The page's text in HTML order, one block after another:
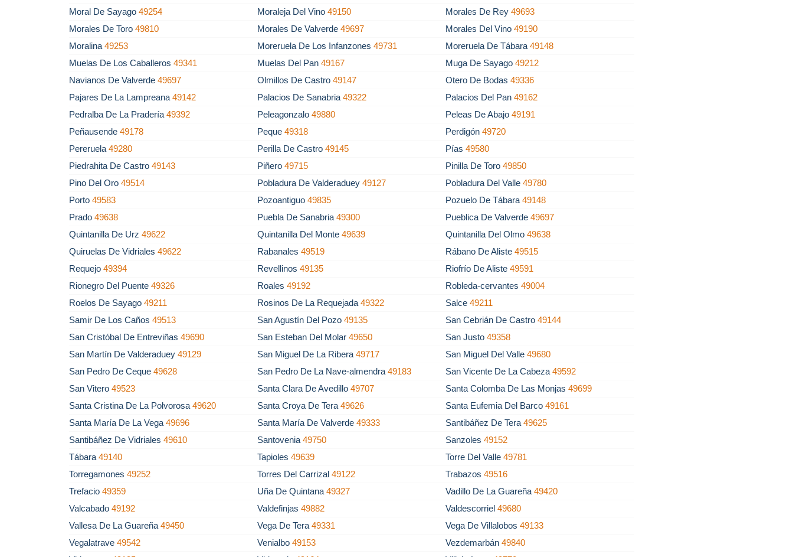
Moral De Sayago 49254 Moraleja Del Vino49150 Morales De Rey49693
Morales De Toro 49810 Morales De Valverde49697 Morales Del Vino49190
Moralina 49253 Moreruela De Los Infanzones49731 Moreruela De Tábara49148
Muelas De Los Caballeros 49341 Muelas Del Pan49167 Muga De Sayago49212
Navianos De Valverde 49697 Olmillos De Castro49147 Otero De Bodas49336
Pajares De La Lampreana 49142 Palacios De Sanabria49322 Palacios Del Pan49162
Pedralba De La Pradería 49392 Peleagonzalo49880 Peleas De Abajo49191
Peñausende 49178 Peque49318 Perdigón49720
Pereruela 49280 Perilla De Castro49145 Pías49580
Piedrahita De Castro 49143 Piñero49715 Pinilla De Toro49850
Pino Del Oro 49514 Pobladura De Valderaduey49127 Pobladura Del Valle49780
Porto 49583 Pozoantiguo49835 Pozuelo De Tábara49148
Prado 49638 Puebla De Sanabria49300 Pueblica De Valverde49697
Quintanilla De Urz 49622 Quintanilla Del Monte49639 Quintanilla Del Olmo49638
Quiruelas De Vidriales 49622 Rabanales49519 Rábano De Aliste49515
Requejo 49394 Revellinos49135 Riofrío De Aliste49591
Rionegro Del Puente 49326 Roales49192 Robleda-cervantes49004
Roelos De Sayago 49211 Rosinos De La Requejada49322 Salce49211
Samir De Los Caños 49513 San Agustín Del Pozo49135 San Cebrián De Castro49144
San Cristóbal De Entreviñas 49690 San Esteban Del Molar49650 San Justo49358
San Martín De Valderaduey 49129 San Miguel De La Ribera49717 San Miguel Del Valle49680
San Pedro De Ceque 49628 San Pedro De La Nave-almendra49183 San Vicente De La Cabeza49592
San Vitero 49523 Santa Clara De Avedillo49707 Santa Colomba De Las Monjas49699
Santa Cristina De La Polvorosa 49620 Santa Croya De Tera49626 Santa Eufemia Del Barco49161
Santa María De La Vega 49696 Santa María De Valverde49333 Santibáñez De Tera49625
Santibáñez De Vidriales 49610 Santovenia49750 Sanzoles49152
Tábara 49140 Tapioles49639 Torre Del Valle49781
Torregamones 49252 Torres Del Carrizal49122 Trabazos49516
Trefacio 49359 Uña De Quintana49327 Vadillo De La Guareña49420
Valcabado 49192 Valdefinjas49882 Valdescorriel49680
Vallesa De La Guareña 49450 Vega De Tera49331 Vega De Villalobos49133
Vegalatrave 49542 Venialbo49153 Vezdemarbán49840